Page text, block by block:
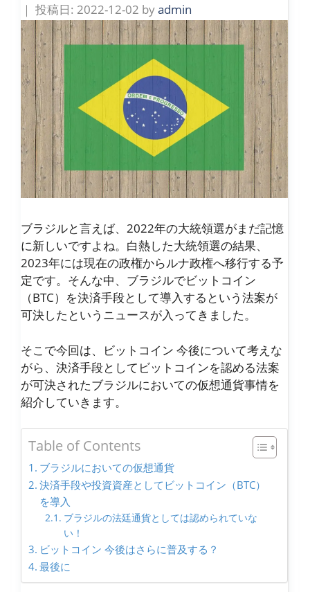
2022-12-02 byadmin
ブラジルと言えば、2022年の大統領選がまだ記憶
に新しいですよね。白熱した大統領選の結果、
2023年には現在の政権からルナ政権へ移行する予
定です。そんな中、ブラジルでビットコイン
（BTC）を決済手段として導入するという法案が
可決したというニュースが入ってきました。
そこで今回は、ビットコイン 今後について考えな
がら、決済手段としてビットコインを認める法案
が可決されたブラジルにおいての仮想通貨事情を
紹介していきます。
Table of Contents
ブラジルにおいての仮想通貨
決済手段や投資資産としてビットコイン（BTC）
を導入
ブラジルの法廷通貨としては認められていな
い！
ビットコイン 今後はさらに普及する？
最後に